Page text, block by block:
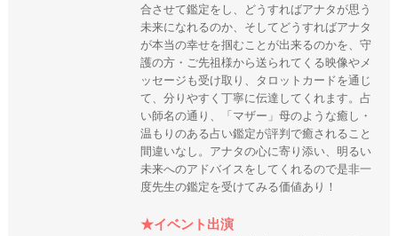
合させて鑑定をし、どうすればアナタが思う
未来になれるのか、そしてどうすればアナタ
が本当の幸せを掴むことが出来るのかを、守
護の方・ご先祖様から送られてくる映像やメ
ッセージも受け取り、タロットカードを通じ
て、分りやすく丁寧に伝達してくれます。占
い師名の通り、「マザー」母のような癒し・
温もりのある占い鑑定が評判で癒されること
間違いなし。アナタの心に寄り添い、明るい
未来へのアドバイスをしてくれるので是非一
度先生の鑑定を受けてみる価値あり！
★イベント出演